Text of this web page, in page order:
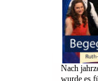
Nach
wurde es